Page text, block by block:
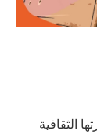
الثقافية